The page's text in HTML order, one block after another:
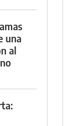
una
al